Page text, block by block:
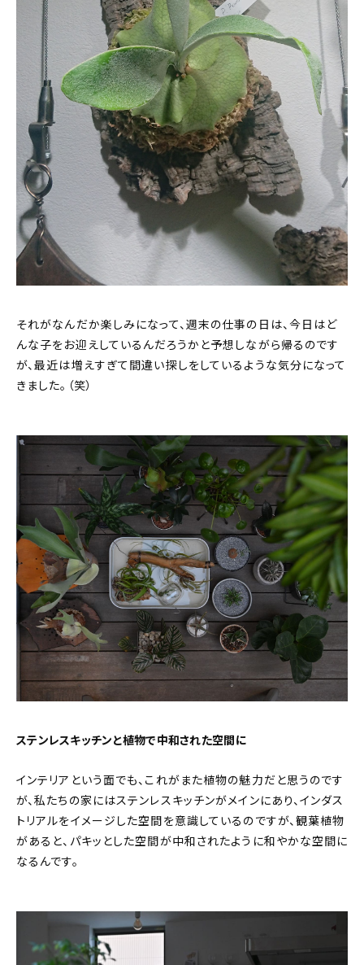
それがなんだか楽しみになって、週末の仕事の日は、今日はど
んな子をお迎えしているんだろうかと予想しながら帰るのです
が、最近は増えすぎて間違い探しをしているような気分になって
きました。（笑）
ステンレスキッチンと植物で中和された空間に
インテリアという面でも、これがまた植物の魅力だと思うのです
が、私たちの家にはステンレスキッチンがメインにあり、インダス
トリアルをイメージした空間を意識しているのですが、観葉植物
があると、パキッとした空間が中和されたように和やかな空間に
なるんです。